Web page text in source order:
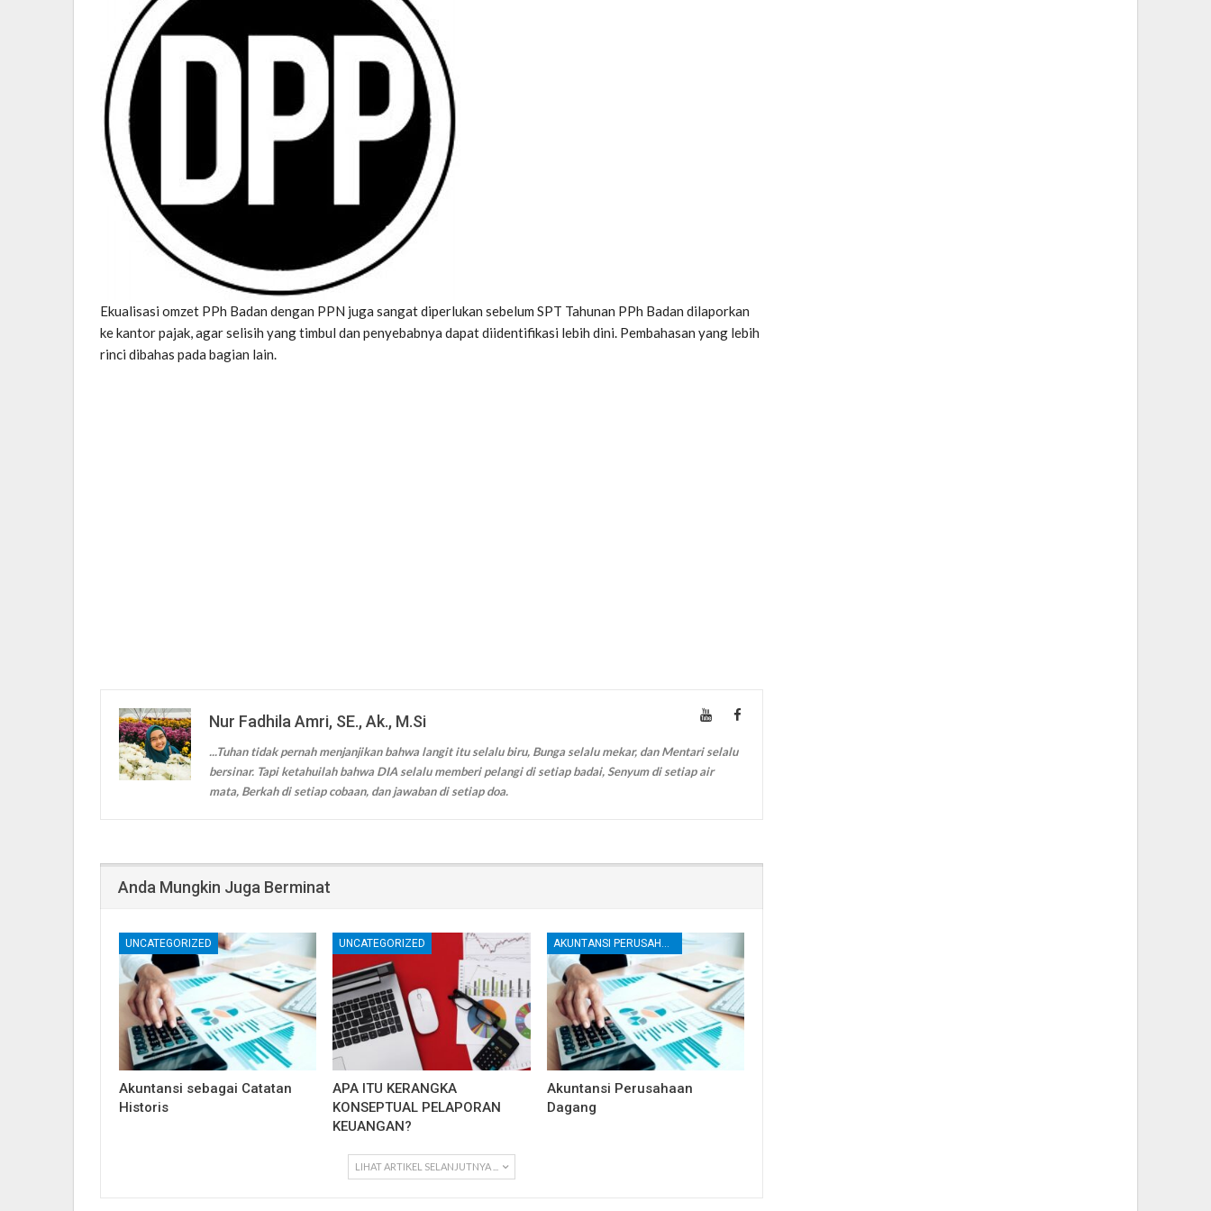
Ekualisasi omzet PPh Badan dengan PPN juga sangat diperlukan sebelum SPT Tahunan PPh Badan dilaporkan
ke kantor pajak, agar selisih yang timbul dan penyebabnya dapat diidentifikasi lebih dini. Pembahasan yang lebih
rinci dibahas pada bagian lain.
Nur Fadhila Amri, SE., Ak., M.Si
...Tuhan tidak pernah menjanjikan bahwa langit itu selalu biru, Bunga selalu mekar, dan Mentari selalu
bersinar. Tapi ketahuilah bahwa DIA selalu memberi pelangi di setiap badai, Senyum di setiap air
mata, Berkah di setiap cobaan, dan jawaban di setiap doa.
Anda Mungkin Juga Berminat
UNCATEGORIZED
Akuntansi sebagai Catatan
Historis
UNCATEGORIZED
APA ITU KERANGKA
KONSEPTUAL PELAPORAN
KEUANGAN?
AKUNTANSI PERUSAHAAN DAGANG
Akuntansi Perusahaan
Dagang
LIHAT ARTIKEL SELANJUTNYA ...